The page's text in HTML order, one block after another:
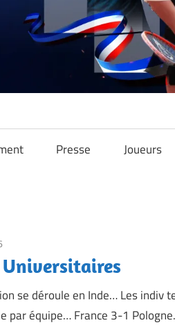
Presse Joueurs
se déroule en Inde… Les indiv
par équipe… France 3-1